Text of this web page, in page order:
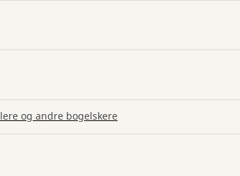
og andre bogelskere